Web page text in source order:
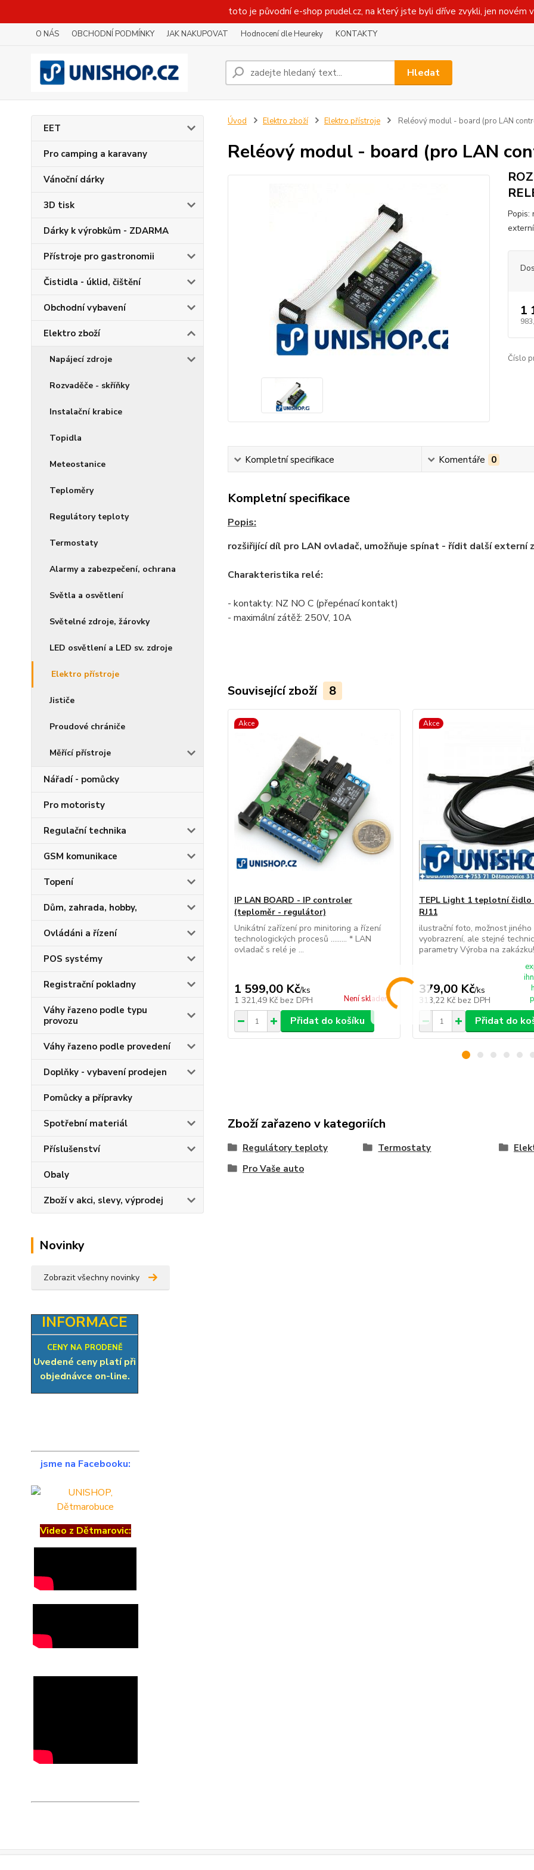
toto je původní e-shop prudel.cz, na který jste byli dříve zvykli, jen novém
O NÁS OBCHODNÍ PODMÍNKY JAK NAKUPOVAT Hodnocení dle Heureky KONTAKTY
Hledat
EET
Pro camping a karavany
Vánoční dárky
3D tisk
Dárky k výrobkům - ZDARMA
Přístroje pro gastronomii
Čistidla - úklid, čištění
Obchodní vybavení
Elektro zboží
Napájecí zdroje
Rozvaděče - skříňky
Instalační krabice
Topidla
Meteostanice
Teploměry
Regulátory teploty
Termostaty
Alarmy a zabezpečení, ochrana
Světla a osvětlení
Světelné zdroje, žárovky
LED osvětlení a LED sv. zdroje
Elektro přístroje
Jističe
Proudové chrániče
Měřící přístroje
Nářadí - pomůcky
Pro motoristy
Regulační technika
GSM komunikace
Topení
Dům, zahrada, hobby,
Ovládáni a řízení
POS systémy
Registrační pokladny
Váhy řazeno podle typu
provozu
Váhy řazeno podle provedení
Doplňky - vybavení prodejen
Pomůcky a přípravky
Spotřební materiál
Příslušenství
Obaly
Zboží v akci, slevy, výprodej
Novinky
Zobrazit všechny novinky
INFORMACE
CENY NA PRODENĚ
Uvedené ceny platí při
objednávce on-line.
jsme na Facebooku:
Video z Dětmarovic:
Úvod Elektro zboží Elektro přístroje Reléový modul - board (pro LAN
Reléový modul - board (pro LAN
Popis:
1
Číslo
Kompletní specifikace Komentáře 0
Kompletní specifikace
Popis:
rozšiřijící díl pro LAN ovladač, umožňuje spínat - řídit další externí
Charakteristika relé:
- kontakty: NZ NO C (přepénací kontakt)
- maximální zátěž: 250V, 10A
Související zboží 8
Akce
IP LAN BOARD - IP controler
(teploměr - regulátor)
Unikátní zařízení pro minitoring a řízení
technologických procesů ......... * LAN
ovladač s relé je ...
1 599,00 Kč/ks
1 321,49 Kč bez DPH Není skladem
Přidat do košíku
Akce
TEPL Light 1 teplotní čidlo
RJ11
ilustrační foto, možnost jiného
vyobrazrení, ale stejné
parametry Výroba na
379,00 Kč/ks
313,22 Kč bez DPH
Přidat do
Zboží zařazeno v kategoriích
Regulátory teploty Termostaty
Pro Vaše auto